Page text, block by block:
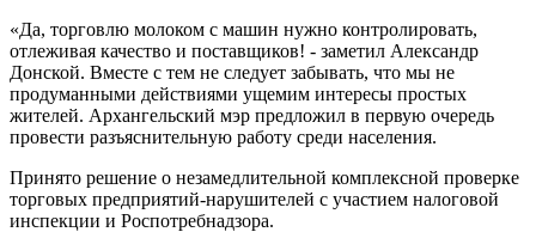
«Да, торговлю молоком с машин нужно контролировать,
отлеживая качество и поставщиков! - заметил Александр
Донской. Вместе с тем не следует забывать, что мы не
продуманными действиями ущемим интересы простых
жителей. Архангельский мэр предложил в первую очередь
провести разъяснительную работу среди населения.
Принято решение о незамедлительной комплексной проверке
торговых предприятий-нарушителей с участием налоговой
инспекции и Роспотребнадзора.